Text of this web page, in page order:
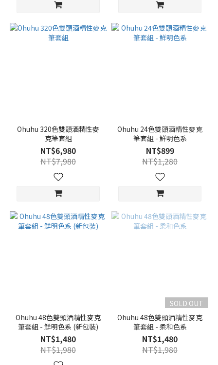
Ohuhu 320色雙頭酒精性麥
克筆套組
NT$6,980
NT$7,980
Ohuhu 24色雙頭酒精性麥克
筆套組 - 鮮明色系
NT$899
NT$1,280
Ohuhu 48色雙頭酒精性麥克
筆套組 - 鮮明色系 (新包裝)
NT$1,480
NT$1,980
SOLD OUT
Ohuhu 48色雙頭酒精性麥克
筆套組 - 柔和色系
NT$1,480
NT$1,980